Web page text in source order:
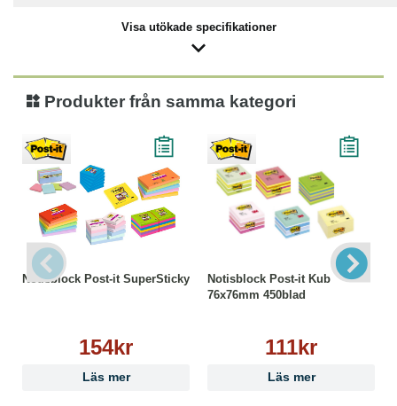
Visa utökade specifikationer
Produkter från samma kategori
Notisblock Post-it SuperSticky
154kr
Läs mer
Notisblock Post-it Kub
76x76mm 450blad
111kr
Läs mer